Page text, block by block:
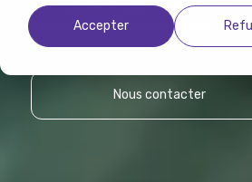
Accepter
ainsi que les réfugiés ayant le souhait
de s’insérer professionnellement.
Nous contacter